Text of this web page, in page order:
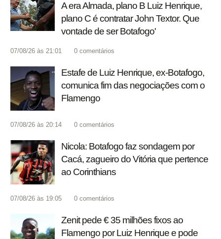
A era Almada, plano B Luiz Henrique,
plano C é contratar John Textor. Que
vontade de ser Botafogo'
07/08/26 às 21:01 0 comentários
Estafe de Luiz Henrique, ex-Botafogo,
comunica fim das negociações com o
Flamengo
07/08/26 às 20:14 0 comentários
Nicola: Botafogo faz sondagem por
Cacá, zagueiro do Vitória que pertence
ao Corinthians
07/08/26 às 19:05 0 comentários
Zenit pede € 35 milhões fixos ao
Flamengo por Luiz Henrique e pode